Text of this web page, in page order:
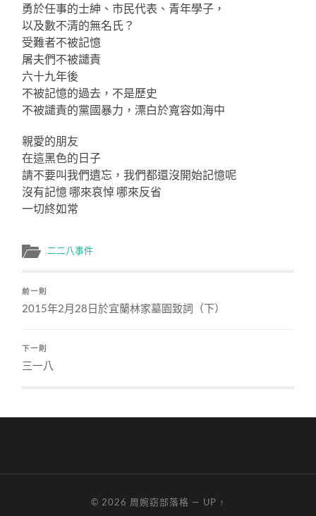
勇於任事的士紳、市民代表、青年學子，
以及數不清的無名氏？
受難者不被記憶
屠夫們不被譴責
六十九年後
不被記憶的過去，不是歷史
不被譴責的黨國暴力，漂白於寬容如海中
親愛的朋友
在這黑色的日子
請不要叫我們遺忘，我們都還沒開始記憶呢
沒有記憶 哪來哀悼 哪來反省
一切終如常
二二八事件
前一則
2015年2月28日於宜蘭林家墓園致詞（下）
下一則
三一八
© 2026 周婉窈部落格 — UP ↑